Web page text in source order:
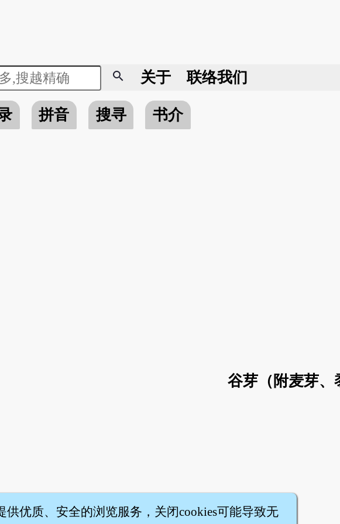
search 关于 联络我们
拼音 搜寻
书介
谷芽（附麦芽、
供优质、安全的浏览服务，关闭cookies可能导致无